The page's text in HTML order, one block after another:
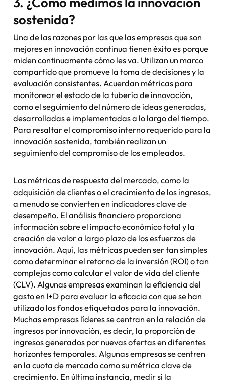
sostenida?
Una de las razones por las que las empresas que son
mejores en innovación continua tienen éxito es porque
miden continuamente cómo les va. Utilizan un marco
compartido que promueve la toma de decisiones y la
evaluación consistentes. Acuerdan métricas para
monitorear el estado de la tubería de innovación,
como el seguimiento del número de ideas generadas,
desarrolladas e implementadas a lo largo del tiempo.
Para resaltar el compromiso interno requerido para la
innovación sostenida, también realizan un
seguimiento del compromiso de los empleados.
Las métricas de respuesta del mercado, como la
adquisición de clientes o el crecimiento de los ingresos,
a menudo se convierten en indicadores clave de
desempeño. El análisis financiero proporciona
información sobre el impacto económico total y la
creación de valor a largo plazo de los esfuerzos de
innovación. Aquí, las métricas pueden ser tan simples
como determinar el retorno de la inversión (ROI) o tan
complejas como calcular el valor de vida del cliente
(CLV). Algunas empresas examinan la eficiencia del
gasto en I+D para evaluar la eficacia con que se han
utilizado los fondos etiquetados para la innovación.
Muchas empresas líderes se centran en la relación de
ingresos por innovación, es decir, la proporción de
ingresos generados por nuevas ofertas en diferentes
horizontes temporales. Algunas empresas se centren
en la cuota de mercado como su métrica clave de
crecimiento. En última instancia, medir si la